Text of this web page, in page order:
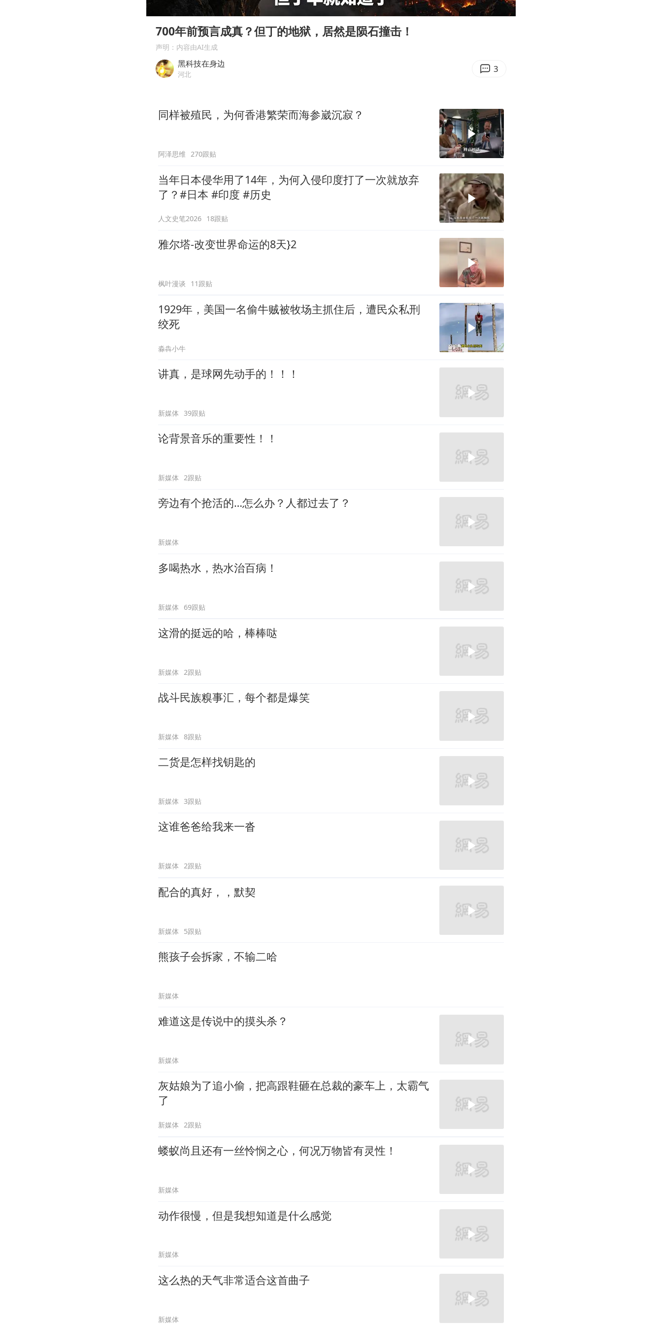
日本试射“战斧”导弹，国防部回应
胡彦斌韩磊 谁帮谁
夯实基础开新局
00:00 05:07
Enter
700年前预言成真？但丁的地狱，居然是陨石撞击！
声明：内容由AI生成
黑科技在身边
河北 3
同样被殖民，为何香港繁荣而海参崴沉寂？
阿泽思维 270跟贴
当年日本侵华用了14年，为何入侵印度打了一次就放弃
了？#日本 #印度 #历史
人文史笔2026 18跟贴
雅尔塔-改变世界命运的8天}2
枫叶漫谈 11跟贴
1929年，美国一名偷牛贼被牧场主抓住后，遭民众私刑
绞死
淼犇小牛
讲真，是球网先动手的！！！
新媒体 39跟贴
论背景音乐的重要性！！
新媒体 2跟贴
旁边有个抢活的…怎么办？人都过去了？
新媒体
多喝热水，热水治百病！
新媒体 69跟贴
这滑的挺远的哈，棒棒哒
新媒体 2跟贴
战斗民族糗事汇，每个都是爆笑
新媒体 8跟贴
二货是怎样找钥匙的
新媒体 3跟贴
这谁爸爸给我来一沓
新媒体 2跟贴
配合的真好，，默契
新媒体 5跟贴
熊孩子会拆家，不输二哈
新媒体
难道这是传说中的摸头杀？
新媒体
灰姑娘为了追小偷，把高跟鞋砸在总裁的豪车上，太霸气
了
新媒体 2跟贴
蝼蚁尚且还有一丝怜悯之心，何况万物皆有灵性！
新媒体
动作很慢，但是我想知道是什么感觉
新媒体
这么热的天气非常适合这首曲子
新媒体